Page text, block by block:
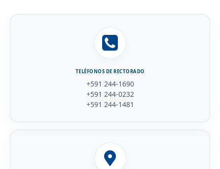
TELÉFONOS DE RECTORADO
+591 244-1690
+591 244-0232
+591 244-1481